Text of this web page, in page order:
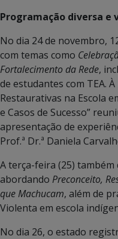
Programação diversa
No dia 24 de novembro,
com temas como
Fortalecimento da Rede,
de estudantes com TEA.
Restaurativas na Escola
e Casos de Sucesso”
apresentação de
Prof.ª Dr.ª Daniela
A terça-feira (25)
abordando Preconceito,
que Machucam, além de
Violenta em escola
No dia 26, o estado